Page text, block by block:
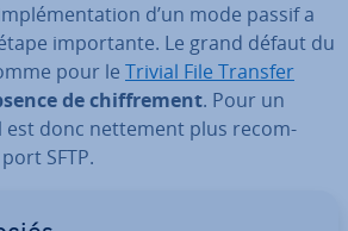
d’un mode passif a
im­por­tante. Le grand défaut du
pour le Trivial File Transfer
de chif­fre­ment. Pour un
est donc nettement plus re­com­
SFTP.